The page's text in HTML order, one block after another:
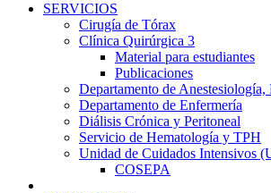
SERVICIOS
Cirugía de Tórax
Clínica Quirúrgica 3
Material para estudiantes
Publicaciones
Departamento de
Departamento de Enfermería
Diálisis Crónica y Peritoneal
Servicio de Hematología y TPH
Unidad de Cuidados Intensivos
COSEPA